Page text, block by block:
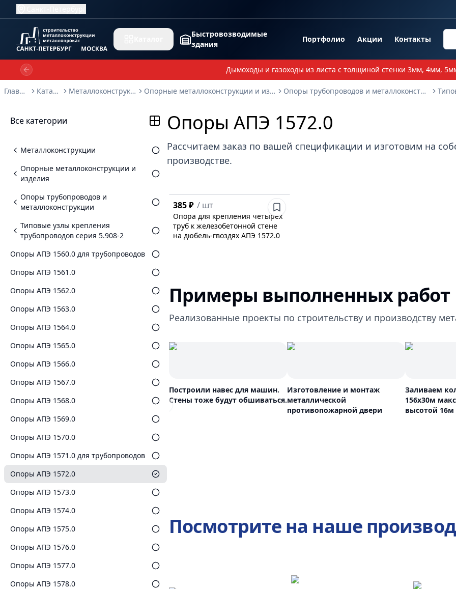
Быстровозводимые
здания
Портфолио Акции Контакты
Дымоходы и газоходы из листа с толщиной стенки 3мм, 4мм,
Previous slide
Главная
Каталог Металлоконструкции Опорные металлоконструкции и изделия Опоры трубопроводов и металлоконструкции
Все категории
Металлоконструкции
Опорные металлоконструкции и
изделия
Опоры трубопроводов и
металлоконструкции
Типовые узлы крепления
трубопроводов серия 5.908-2
Опоры АПЭ 1560.0 для трубопроводов
Опоры АПЭ 1561.0
Опоры АПЭ 1562.0
Опоры АПЭ 1563.0
Опоры АПЭ 1564.0
Опоры АПЭ 1565.0
Опоры АПЭ 1566.0
Опоры АПЭ 1567.0
Опоры АПЭ 1568.0
Опоры АПЭ 1569.0
Опоры АПЭ 1570.0
Опоры АПЭ 1571.0 для трубопроводов
Опоры АПЭ 1572.0
Опоры АПЭ 1573.0
Опоры АПЭ 1574.0
Опоры АПЭ 1575.0
Опоры АПЭ 1576.0
Опоры АПЭ 1577.0
Опоры АПЭ 1578.0
Опоры АПЭ 1572.0
Рассчитаем заказ по вашей спецификации и изготовим на
производстве.
385 ₽ / шт
Опора для крепления четырех
труб к железобетонной стене
на дюбель-гвоздях АПЭ 1572.0
Примеры выполненных работ
Реализованные проекты по строительству и производству
Построили навес для машин.
Стены тоже будут обшиваться.
Изготовление и монтаж
металлической
противопожарной двери
Заливаем
156х30м
высотой 16м
Посмотрите на наше